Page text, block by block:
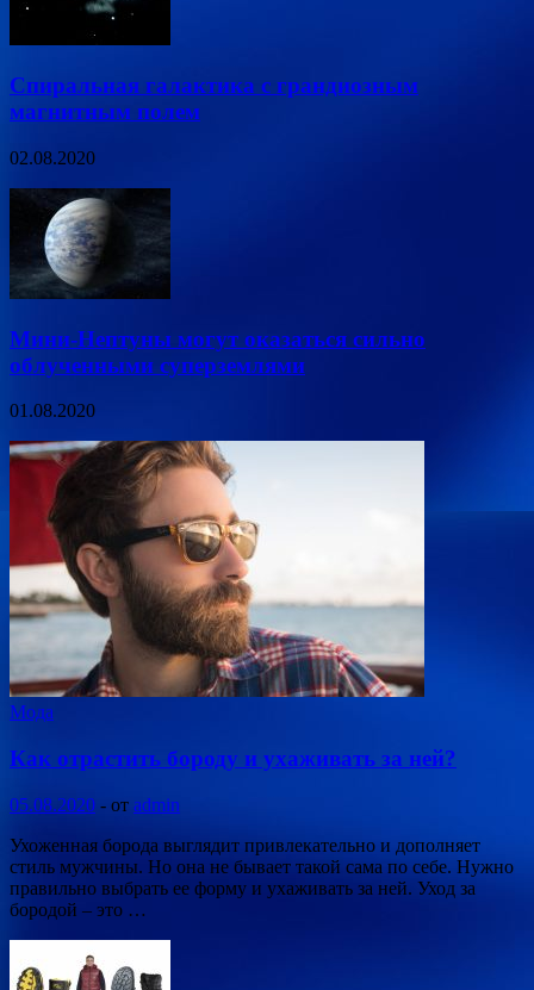
Спиральная галактика с грандиозным
магнитным полем
02.08.2020
Мини-Нептуны могут оказаться сильно
облученными суперземлями
01.08.2020
Мода
Как отрастить бороду и ухаживать за ней?
05.08.2020 - от admin
Ухоженная борода выглядит привлекательно и дополняет
стиль мужчины. Но она не бывает такой сама по себе. Нужно
правильно выбрать ее форму и ухаживать за ней. Уход за
бородой – это …